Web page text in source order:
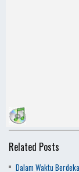
Related Posts
Dalam Waktu